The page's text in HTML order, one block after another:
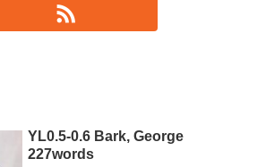
YL0.5-0.6 Bark, George
227words